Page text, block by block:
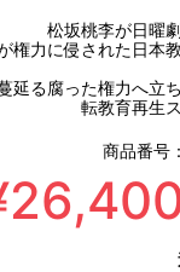
松坂桃李が日曜
権力に侵された日本
延る腐った権力へ立
転教育再生
商品番号：